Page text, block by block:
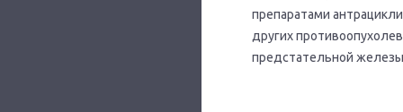
препаратами
других
предстательной